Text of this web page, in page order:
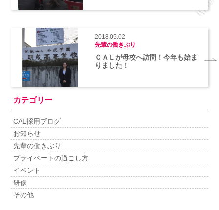
2018.05.02
先輩の働きぶり
ＣＡＬが母校へ訪問！今年も始ま
りました！
カテゴリー
CAL採用ブログ
お知らせ
先輩の働きぶり
プライベートの過ごし方
イベント
研修
その他